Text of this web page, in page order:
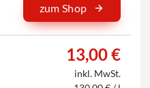
zum Shop
13,00 €
inkl. MwSt.